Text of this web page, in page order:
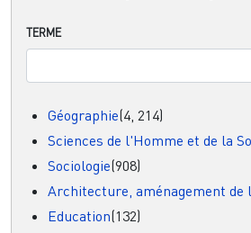
TERME
Géographie(4, 214)
Sciences de l'Homme et de la
Sociologie(908)
Architecture, aménagement de
Education(132)